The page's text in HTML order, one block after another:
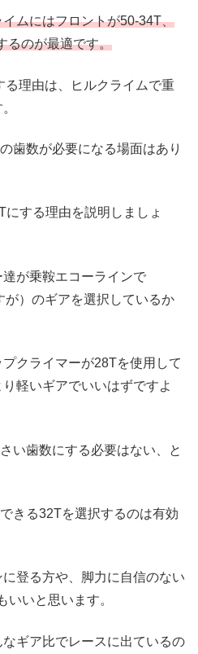
ムにはフロントが50-34T、
るのが最適です。
る理由は、ヒルクライムで重
歯数が必要になる場面はあり
する理由を説明しましょ
が乗鞍エコーラインで
）のギアを選択しているか
クライマーが28Tを使用して
軽いギアでいいはずですよ
い歯数にする必要はない、と
きる32Tを選択するのは有効
登る方や、脚力に自信のない
いいと思います。
なギア比でレースに出ているの